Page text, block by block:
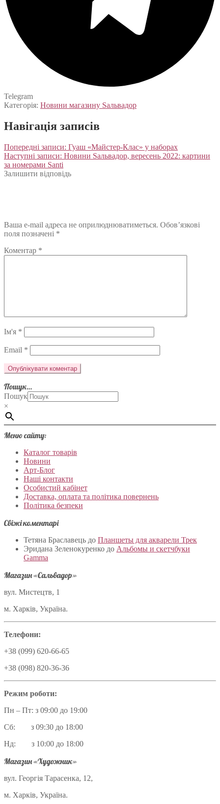
Telegram
Категорія: Новини магазину Sальвадор
Навігація записів
Попередні записи: Гуаш «Майстер-Клас» у наборах
Наступні записи: Новини Sальвадор, вересень 2022: картини
за номерами Santi
Залишити відповідь
Ваша e-mail адреса не оприлюднюватиметься. Обов’язкові
поля позначені *
Коментар *
Ім'я *
Email *
Пошук…
Пошук
×
Меню сайту:
Каталог товарів
Новини
Арт-Блог
Наші контакти
Особистий кабінет
Доставка, оплата та політика повернень
Політика безпеки
Свіжі коментарі
Тетяна Браславець до Планшеты для акварели Трек
Эридана Зеленокуренко до Альбомы и скетчбуки
Gamma
Магазин «Сальвадор»
вул. Мистецтв, 1
м. Харків, Україна.
Телефони:
+38 (099) 620-66-65
+38 (098) 820-36-36
Режим роботи:
Пн – Пт: з 09:00 до 19:00
Сб: з 09:30 до 18:00
Нд: з 10:00 до 18:00
Магазин «Художник»
вул. Георгія Тарасенка, 12,
м. Харків, Україна.